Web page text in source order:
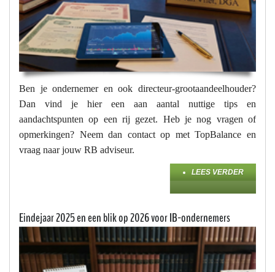
Ben je ondernemer en ook directeur-grootaandeelhouder?
Dan vind je hier een aan aantal nuttige tips en
aandachtspunten op een rij gezet. Heb je nog vragen of
opmerkingen? Neem dan contact op met TopBalance en
vraag naar jouw RB adviseur.
LEES VERDER
Eindejaar 2025 en een blik op 2026 voor IB-ondernemers